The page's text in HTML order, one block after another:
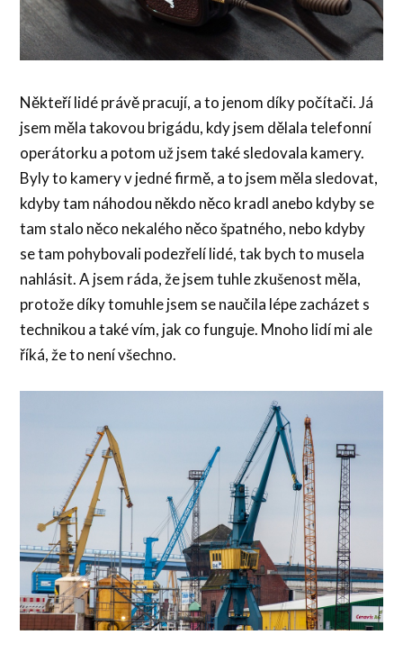
Někteří lidé právě pracují, a to jenom díky počítači. Já
jsem měla takovou brigádu, kdy jsem dělala telefonní
operátorku a potom už jsem také sledovala kamery.
Byly to kamery v jedné firmě, a to jsem měla sledovat,
kdyby tam náhodou někdo něco kradl anebo kdyby se
tam stalo něco nekalého něco špatného, nebo kdyby
se tam pohybovali podezřelí lidé, tak bych to musela
nahlásit. A jsem ráda, že jsem tuhle zkušenost měla,
protože díky tomuhle jsem se naučila lépe zacházet s
technikou a také vím, jak co funguje. Mnoho lidí mi ale
říká, že to není všechno.